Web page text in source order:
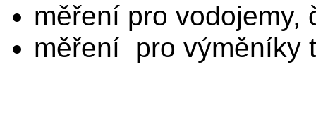
měření pro vodojemy,
měření pro výměníky